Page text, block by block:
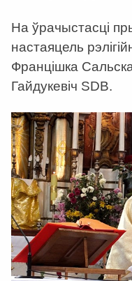
На ўрачыстасці
настаяцель
Францішка
Гайдукевіч SDB.